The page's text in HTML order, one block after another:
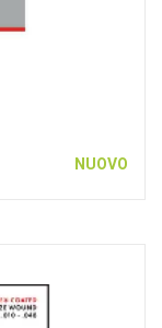
NUOVO